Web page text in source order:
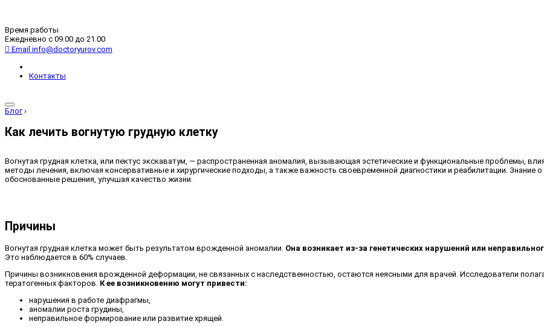
Время работы
Ежедневно с 09.00 до 21.00
Email info@doctoryurov.com
Контакты
Блог ›
Как лечить вогнутую грудную клетку
Вогнутая грудная клетка, или пектус экскаватум, — распространенная аномалия, вызывающая эстетические и функциональные проблемы,
методы лечения, включая консервативные и хирургические подходы, а также важность своевременной диагностики и реабилитации. Знание
обоснованные решения, улучшая качество жизни.
Причины
Вогнутая грудная клетка может быть результатом врожденной аномалии. Она возникает из-за генетических нарушений или
Это наблюдается в 60% случаев.
Причины возникновения врожденной деформации, не связанных с наследственностью, остаются неясными для врачей. Исследователи
тератогенных факторов. К ее возникновению могут привести:
нарушения в работе диафрагмы,
аномалии роста грудины,
неправильное формирование или развитие хрящей.